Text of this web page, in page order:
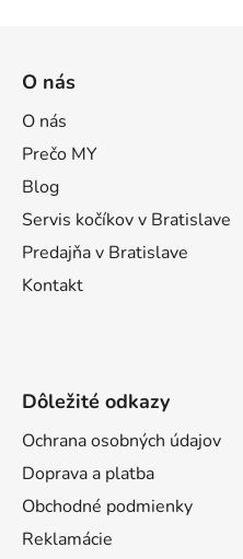
O nás
O nás
Prečo MY
Blog
Servis kočíkov v Bratislave
Predajňa v Bratislave
Kontakt
Dôležité odkazy
Ochrana osobných údajov
Doprava a platba
Obchodné podmienky
Reklamácie